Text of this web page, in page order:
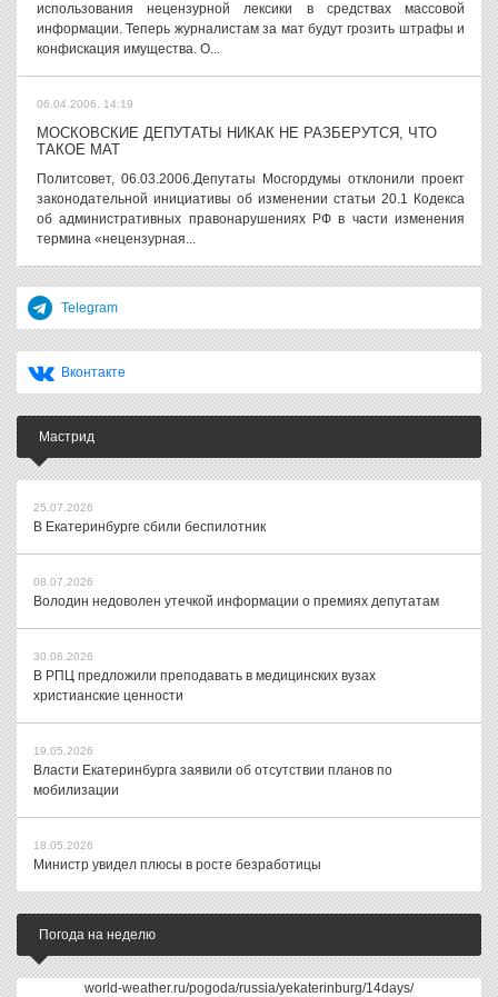
использования нецензурной лексики в средствах массовой
информации. Теперь журналистам за мат будут грозить штрафы и
конфискация имущества. О...
06.04.2006, 14:19
МОСКОВСКИЕ ДЕПУТАТЫ НИКАК НЕ РАЗБЕРУТСЯ, ЧТО
ТАКОЕ МАТ
Политсовет, 06.03.2006.Депутаты Мосгордумы отклонили проект
законодательной инициативы об изменении статьи 20.1 Кодекса
об административных правонарушениях РФ в части изменения
термина «нецензурная...
Telegram
Вконтакте
Мастрид
25.07.2026
В Екатеринбурге сбили беспилотник
08.07.2026
Володин недоволен утечкой информации о премиях депутатам
30.06.2026
В РПЦ предложили преподавать в медицинских вузах
христианские ценности
19.05.2026
Власти Екатеринбурга заявили об отсутствии планов по
мобилизации
18.05.2026
Министр увидел плюсы в росте безработицы
Погода на неделю
world-weather.ru/pogoda/russia/yekaterinburg/14days/